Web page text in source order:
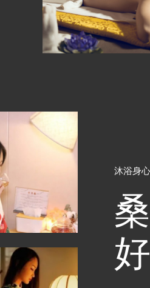
沐浴身